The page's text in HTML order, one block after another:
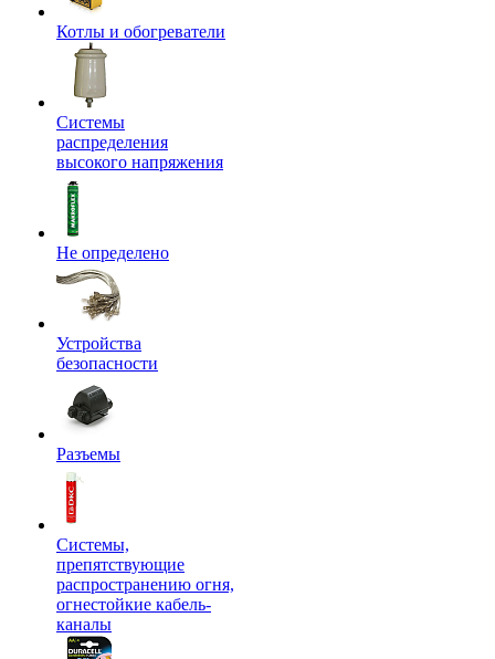
Котлы и обогреватели
Системы
распределения
высокого напряжения
Не определено
Устройства
безопасности
Разъемы
Системы,
препятствующие
распространению огня,
огнестойкие кабель-
каналы